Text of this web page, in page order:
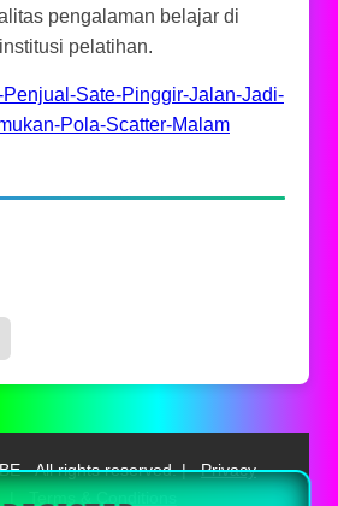
pengalaman belajar di
pelatihan.
Penjual-Sate-Pinggir-Jalan-Jadi-
Pola-Scatter-Malam
- All rights reserved. | Privacy
Terms & Conditions